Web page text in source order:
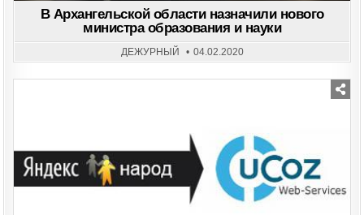
В Архангельской области назначили нового
министра образования и науки
ДЕЖУРНЫЙ 04.02.2020